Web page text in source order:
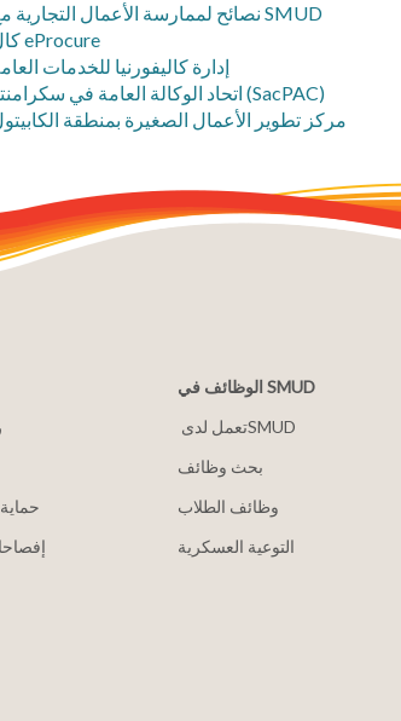
نصائح لممارسة الأعمال التجارية مع SMUD
كال eProcure
إدارة كاليفورنيا للخدمات
اتحاد الوكالة العامة في سكرامنتو (SacPAC)
مركز تطوير الأعمال الصغيرة بمنطقة
الوظائف في SMUD
بحث وظائف
وظائف الطلاب
التوعية العسكرية